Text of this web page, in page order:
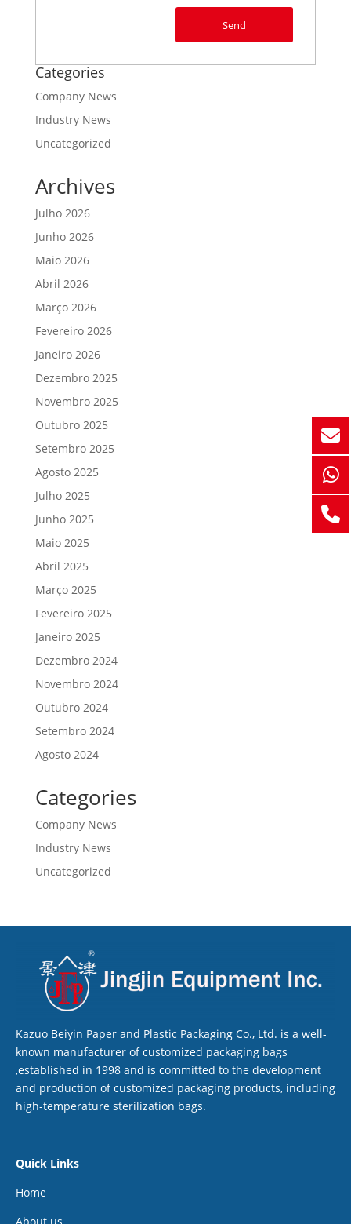
Send
Categories
Company News
Industry News
Uncategorized
Archives
Julho 2026
Junho 2026
Maio 2026
Abril 2026
Março 2026
Fevereiro 2026
Janeiro 2026
Dezembro 2025
Novembro 2025
Outubro 2025
Setembro 2025
Agosto 2025
Julho 2025
Junho 2025
Maio 2025
Abril 2025
Março 2025
Fevereiro 2025
Janeiro 2025
Dezembro 2024
Novembro 2024
Outubro 2024
Setembro 2024
Agosto 2024
Categories
Company News
Industry News
Uncategorized
Kazuo Beiyin Paper and Plastic Packaging Co., Ltd. is a well-
known manufacturer of customized packaging bags
,established in 1998 and is committed to the development
and production of customized packaging products, including
high-temperature sterilization bags.
Quick Links
Home